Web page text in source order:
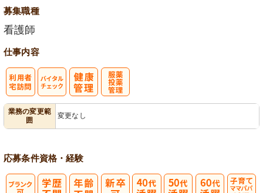
募集職種
看護師
仕事内容
業務の変更範
囲
変更なし
応募条件資格・経験